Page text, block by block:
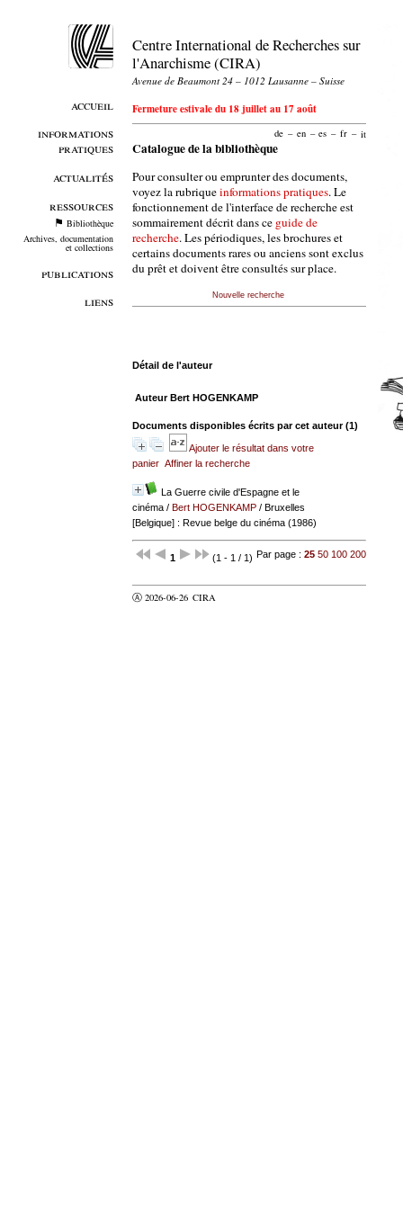
accueil
informations
pratiques
actualités
ressources
Bibliothèque
Archives, documentation
et collections
publications
liens
Centre International de Recherches sur
l'Anarchisme (CIRA)
Avenue de Beaumont 24 – 1012 Lausanne – Suisse
Fermeture estivale du 18 juillet au 17 août
de – en – es – fr – it
Catalogue de la bibliothèque
Pour consulter ou emprunter des documents,
voyez la rubriqueinformations pratiques. Le
fonctionnement de l'interface de recherche est
sommairement décrit dans ce guide de
recherche. Les périodiques, les brochures et
certains documents rares ou anciens sont exclus
du prêt et doivent être consultés sur place.
Nouvelle recherche
Détail de l'auteur
Auteur Bert HOGENKAMP
Documents disponibles écrits par cet auteur (1)
Ajouter le résultat dans votre
panier Affiner la recherche
La Guerre civile d'Espagne et le
cinéma/ Bert HOGENKAMP/ Bruxelles
[Belgique] : Revue belge du cinéma (1986)
1 (1 - 1 / 1) Par page : 25 50 100 200
Ⓐ 2026-06-26 CIRA